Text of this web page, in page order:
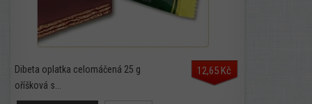
Dibeta oplatka celomáčená 25 g
oříšková s...
12,65 Kč